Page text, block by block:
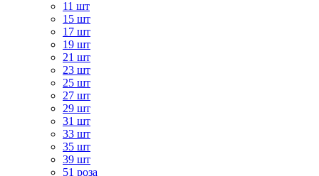
11 шт
15 шт
17 шт
19 шт
21 шт
23 шт
25 шт
27 шт
29 шт
31 шт
33 шт
35 шт
39 шт
51 роза